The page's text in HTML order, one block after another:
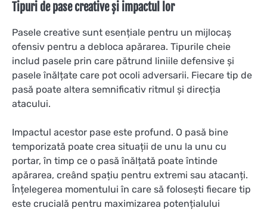
Tipuri de pase creative și impactul lor
Pasele creative sunt esențiale pentru un mijlocaș
ofensiv pentru a debloca apărarea. Tipurile cheie
includ pasele prin care pătrund liniile defensive și
pasele înălțate care pot ocoli adversarii. Fiecare tip de
pasă poate altera semnificativ ritmul și direcția
atacului.
Impactul acestor pase este profund. O pasă bine
temporizată poate crea situații de unu la unu cu
portar, în timp ce o pasă înălțată poate întinde
apărarea, creând spațiu pentru extremi sau atacanți.
Înțelegerea momentului în care să folosești fiecare tip
este crucială pentru maximizarea potențialului